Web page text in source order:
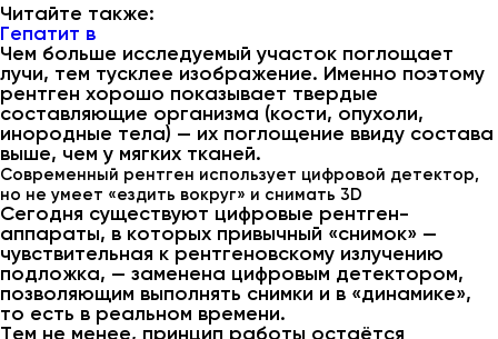
Читайте также:
Гепатит в
Чем больше исследуемый участок поглощает
лучи, тем тусклее изображение. Именно поэтому
рентген хорошо показывает твердые
составляющие организма (кости, опухоли,
инородные тела) — их поглощение ввиду состава
выше, чем у мягких тканей.
Современный рентген использует цифровой детектор,
но не умеет «ездить вокруг» и снимать 3D
Сегодня существуют цифровые рентген-
аппараты, в которых привычный «снимок» —
чувствительная к рентгеновскому излучению
подложка, — заменена цифровым детектором,
позволяющим выполнять снимки и в «динамике»,
то есть в реальном времени.
Тем не менее, принцип работы остаётся